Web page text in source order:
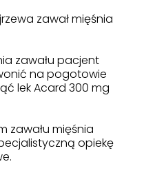
zawał mięśnia
zawału pacjent
na pogotowie
lek Acard 300 mg
zawału mięśnia
opiekę